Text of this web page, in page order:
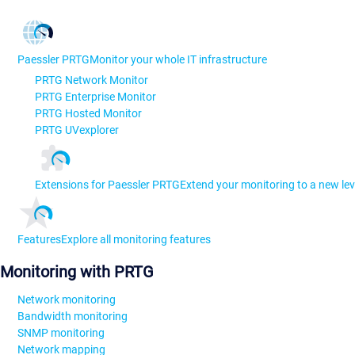
Paessler PRTGMonitor your whole IT infrastructure
PRTG Network Monitor
PRTG Enterprise Monitor
PRTG Hosted Monitor
PRTG UVexplorer
Extensions for Paessler PRTGExtend your monitoring to a new
FeaturesExplore all monitoring features
Monitoring with PRTG
Network monitoring
Bandwidth monitoring
SNMP monitoring
Network mapping